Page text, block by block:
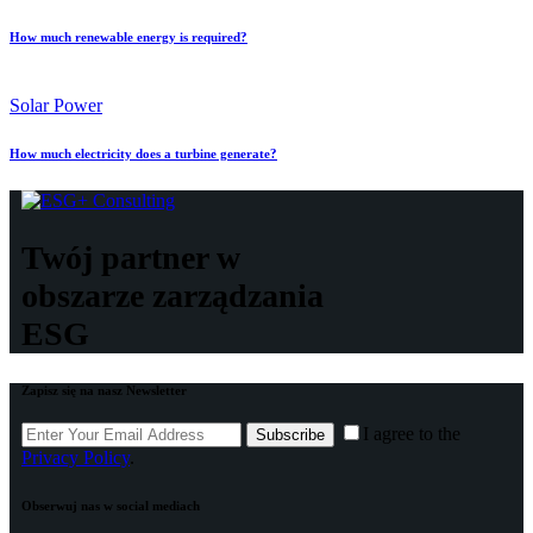
How much renewable energy is required?
Solar Power
How much electricity does a turbine generate?
Twój partner w
obszarze zarządzania
ESG
Zapisz się na nasz Newsletter
Subscribe
I agree to the
Privacy Policy.
Obserwuj nas w social mediach